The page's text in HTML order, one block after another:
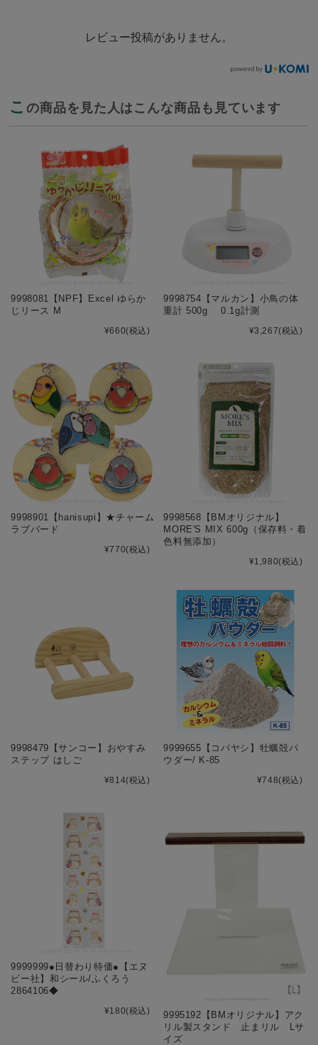
レビュー投稿がありません。
こ の商品を見た人はこんな商品も見ています
9998081【NPF】Excel ゆらか
じリース M
¥660(税込)
9998754【マルカン】小鳥の体
重計 500g 0.1g計測
¥3,267(税込)
9998901【hanisupi】★チャーム
ラブバード
¥770(税込)
9998568【BMオリジナル】
MORE'S MIX 600g（保存料・着
色料無添加）
¥1,980(税込)
9998479【サンコー】おやすみ
ステップ はしご
¥814(税込)
9999655【コバヤシ】牡蠣殻パ
ウダー/ K-85
¥748(税込)
9999999●日替わり特価●【エヌ
ビー社】和シール/ふくろう
2864106◆
¥180(税込)
9995192【BMオリジナル】アク
リル製スタンド 止まリル Lサ
イズ